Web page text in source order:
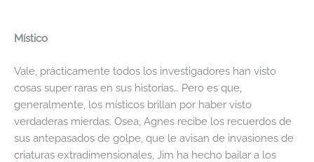
Místico
Vale, prácticamente todos los investigadores han visto
cosas super raras en sus historias… Pero es que,
generalmente, los místicos brillan por haber visto
verdaderas mierdas. Osea, Agnes recibe los recuerdos de
sus antepasados de golpe, que le avisan de invasiones de
criaturas extradimensionales, Jim ha hecho bailar a los